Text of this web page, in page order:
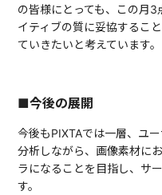
の皆様にとっても、この月
イティブの質に妥協するこ
ていきたいと考えています。
■今後の展開
今後もPIXTAでは一層、ユ
分析しながら、画像素材に
ラになることを目指し、サ
す。